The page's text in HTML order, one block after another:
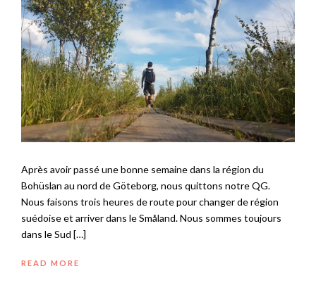
Après avoir passé une bonne semaine dans la région du
Bohüslan au nord de Göteborg, nous quittons notre QG.
Nous faisons trois heures de route pour changer de région
suédoise et arriver dans le Småland. Nous sommes toujours
dans le Sud […]
READ MORE